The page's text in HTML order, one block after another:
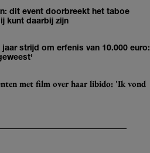
dit event doorbreekt het taboe
kunt daarbij zijn
strijd om erfenis van 10.000 euro:
met film over haar libido: 'Ik vond